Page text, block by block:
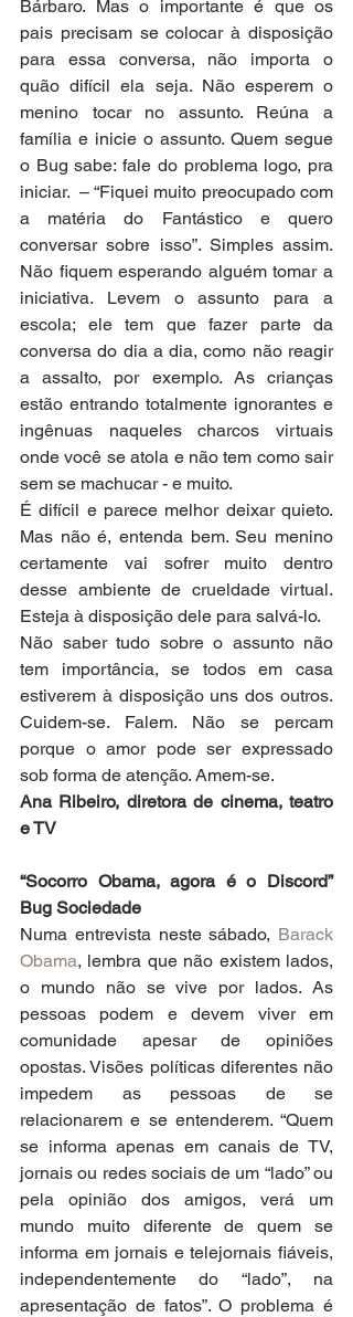
Bárbaro. Mas o importante é que os
pais precisam se colocar à disposição
para essa conversa, não importa o
quão difícil ela seja. Não esperem o
menino tocar no assunto. Reúna a
família e inicie o assunto. Quem segue
o Bug sabe: fale do problema logo, pra
iniciar.  – “Fiquei muito preocupado com
a matéria do Fantástico e quero
conversar sobre isso”. Simples assim.
Não fiquem esperando alguém tomar a
iniciativa. Levem o assunto para a
escola; ele tem que fazer parte da
conversa do dia a dia, como não reagir
a assalto, por exemplo. As crianças
estão entrando totalmente ignorantes e
ingênuas naqueles charcos virtuais
onde você se atola e não tem como sair
sem se machucar - e muito.
É difícil e parece melhor deixar quieto.
Mas não é, entenda bem. Seu menino
certamente vai sofrer muito dentro
desse ambiente de crueldade virtual.
Esteja à disposição dele para salvá-lo.
Não saber tudo sobre o assunto não
tem importância, se todos em casa
estiverem à disposição uns dos outros.
Cuidem-se. Falem. Não se percam
porque o amor pode ser expressado
sob forma de atenção. Amem-se.
Ana Ribeiro, diretora de cinema, teatro
e TV
“Socorro Obama, agora é o Discord”
Bug Sociedade
Numa entrevista neste sábado, Barack
Obama, lembra que não existem lados,
o mundo não se vive por lados. As
pessoas podem e devem viver em
comunidade apesar de opiniões
opostas. Visões políticas diferentes não
impedem as pessoas de se
relacionarem e se entenderem. “Quem
se informa apenas em canais de TV,
jornais ou redes sociais de um “lado” ou
pela opinião dos amigos, verá um
mundo muito diferente de quem se
informa em jornais e telejornais fiáveis,
independentemente do “lado”, na
apresentação de fatos”. O problema é